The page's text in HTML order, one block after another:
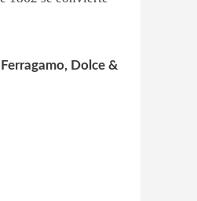
Dolce &